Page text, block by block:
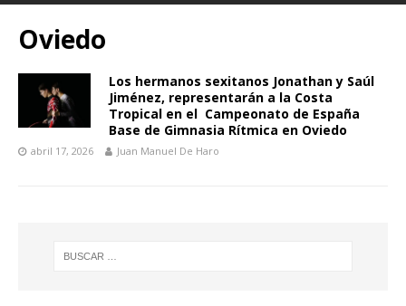
Oviedo
Los hermanos sexitanos Jonathan y Saúl
Jiménez, representarán a la Costa
Tropical en el Campeonato de España
Base de Gimnasia Rítmica en Oviedo
abril 17, 2026 Juan Manuel De Haro